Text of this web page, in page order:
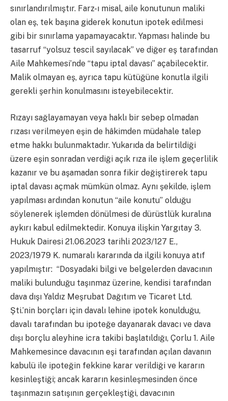
sınırlandırılmıştır. Farz-ı misal, aile konutunun maliki
olan eş, tek başına giderek konutun ipotek edilmesi
gibi bir sınırlama yapamayacaktır. Yapması halinde bu
tasarruf “yolsuz tescil sayılacak” ve diğer eş tarafından
Aile Mahkemesi’nde “tapu iptal davası” açabilecektir.
Malik olmayan eş, ayrıca tapu kütüğüne konutla ilgili
gerekli şerhin konulmasını isteyebilecektir.
Rızayı sağlayamayan veya haklı bir sebep olmadan
rızası verilmeyen eşin de hâkimden müdahale talep
etme hakkı bulunmaktadır. Yukarıda da belirtildiği
üzere eşin sonradan verdiği açık rıza ile işlem geçerlilik
kazanır ve bu aşamadan sonra fikir değiştirerek tapu
iptal davası açmak mümkün olmaz. Aynı şekilde, işlem
yapılması ardından konutun “aile konutu” olduğu
söylenerek işlemden dönülmesi de dürüstlük kuralına
aykırı kabul edilmektedir. Konuya ilişkin Yargıtay 3.
Hukuk Dairesi 21.06.2023 tarihli 2023/127 E.,
2023/1979 K. numaralı kararında da ilgili konuya atıf
yapılmıştır: “Dosyadaki bilgi ve belgelerden davacının
maliki bulunduğu taşınmaz üzerine, kendisi tarafından
dava dışı Yaldız Meşrubat Dağıtım ve Ticaret Ltd.
Şti.’nin borçları için davalı lehine ipotek konulduğu,
davalı tarafından bu ipoteğe dayanarak davacı ve dava
dışı borçlu aleyhine icra takibi başlatıldığı, Çorlu 1. Aile
Mahkemesince davacının eşi tarafından açılan davanın
kabulü ile ipoteğin fekkine karar verildiği ve kararın
kesinleştiği; ancak kararın kesinleşmesinden önce
taşınmazın satışının gerçekleştiği, davacının